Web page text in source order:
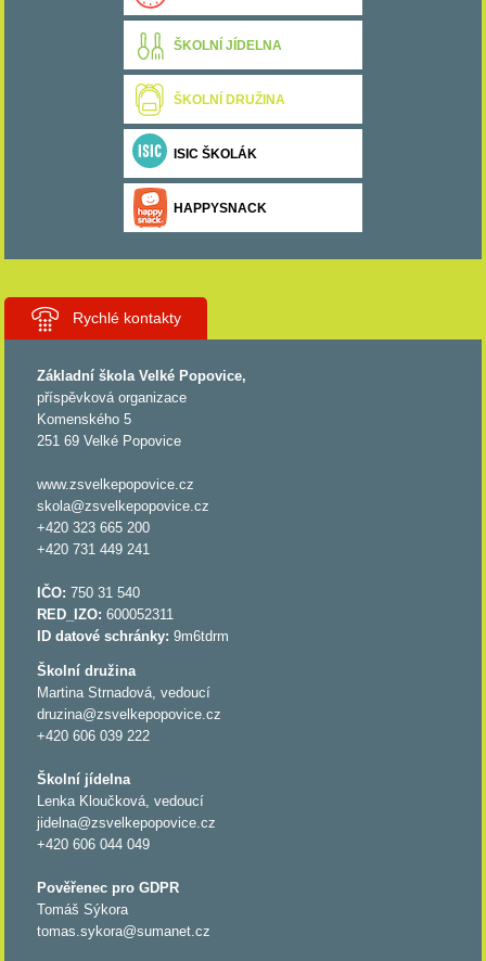
ŠKOLNÍ JÍDELNA
ŠKOLNÍ DRUŽINA
ISIC ŠKOLÁK
HAPPYSNACK
Rychlé kontakty
Základní škola Velké Popovice,
příspěvková organizace
Komenského 5
251 69 Velké Popovice
www.zsvelkepopovice.cz
skola@zsvelkepopovice.cz
+420 323 665 200
+420 731 449 241
IČO:750 31 540
RED_IZO: 600052311
ID datové schránky:9m6tdrm
Školní družina
Martina Strnadová, vedoucí
druzina@zsvelkepopovice.cz
+420 606 039 222
Školní jídelna
Lenka Kloučková, vedoucí
jidelna@zsvelkepopovice.cz
+420 606 044 049
Pověřenec pro GDPR
Tomáš Sýkora
tomas.sykora@sumanet.cz